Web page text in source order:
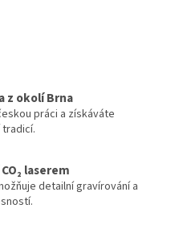
z okolí Brna
práci a získáváte
laserem
detailní gravírování a